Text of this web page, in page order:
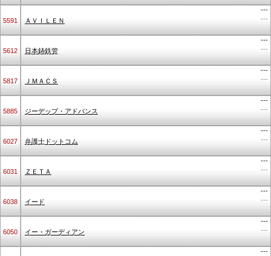
5591 ＡＶＩＬＥＮ
---
---
5612 日本鋳鉄管
---
---
5817 ＪＭＡＣＳ
---
---
5885 ジーデップ・アドバンス
---
---
6027 弁護士ドットコム
---
---
6031 ＺＥＴＡ
---
---
6038 イード
---
---
6050 イー・ガーディアン
---
---
---